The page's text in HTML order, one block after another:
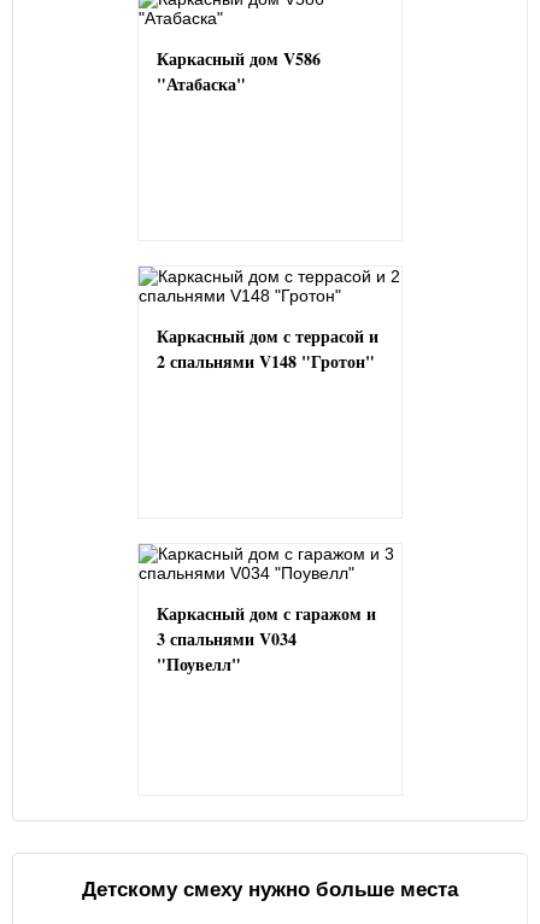
Каркасный дом V586
"Атабаска"
Каркасный дом с террасой и
2 спальнями V148 "Гротон"
Каркасный дом с гаражом и
3 спальнями V034
"Поувелл"
Детскому смеху нужно больше места